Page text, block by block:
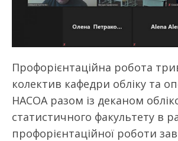
Профорієнтаційна робота
колектив кафедри обліку та
НАСОА разом із деканом
статистичного факультету в
профорієнтаційної роботи